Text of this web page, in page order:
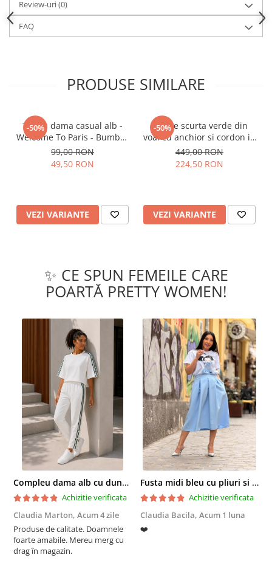
Review-uri(0)
FAQ
PRODUSE SIMILARE
-50%
Tricou dama casual alb -
Welcome To Paris - Bumbac
Organic
99,00 RON
49,50 RON
VEZI VARIANTE
-50%
Rochie scurta verde din
voal cu anchior si cordon in
talie
449,00 RON
224,50 RON
VEZI VARIANTE
✨ CE SPUN FEMEILE CARE
POARTĂ PRETTY WOMEN!
Compleu dama alb cu dungi laterale in nuante de verde si negru
Achizitie verificata
Claudia Marton, Acum 4 zile
Produse de calitate. Doamnele
foarte amabile. Mereu merg cu
drag în magazin.
Fusta midi bleu cu pliuri si buzunare
Achizitie verificata
Claudia Bacila, Acum 1 luna
❤️